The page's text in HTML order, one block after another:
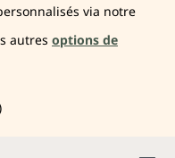
via notre
autres options de